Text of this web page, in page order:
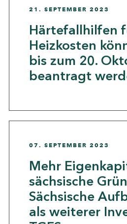
21. SEPTEMBER 2023
Härtefallhilfen
Heizkosten
bis zum 20.
beantragt
07. SEPTEMBER 2023
Mehr
sächsische
Sächsische
als weiterer